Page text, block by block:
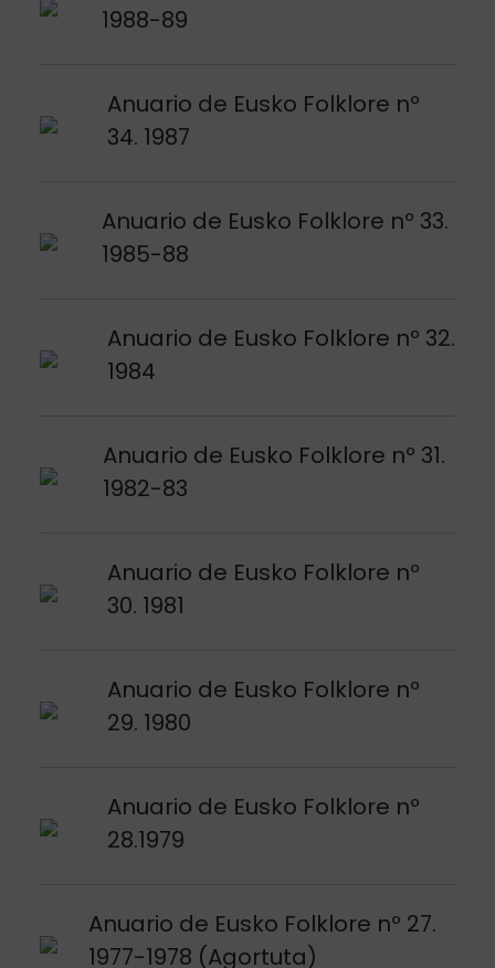
1988-89
Anuario de Eusko Folklore nº
34. 1987
Argitalpena ikusi
Anuario de Eusko Folklore nº 33.
1985-88
Argitalpena ikusi
Anuario de Eusko Folklore nº 32.
1984
Argitalpena ikusi
Anuario de Eusko Folklore nº 31.
1982-83
Argitalpena ikusi
Anuario de Eusko Folklore nº
30. 1981
Argitalpena ikusi
Anuario de Eusko Folklore nº
29. 1980
Argitalpena ikusi
Anuario de Eusko Folklore nº
28.1979
Argitalpena ikusi
Anuario de Eusko Folklore nº 27.
1977-1978 (Agortuta)
Argitalpena ikusi